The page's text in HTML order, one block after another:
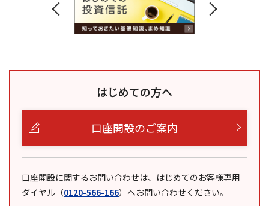
はじめての方へ
口座開設のご案内
口座開設に関するお問い合わせは、はじめてのお客様専用
ダイヤル （0120-566-166） へお問い合わせください。